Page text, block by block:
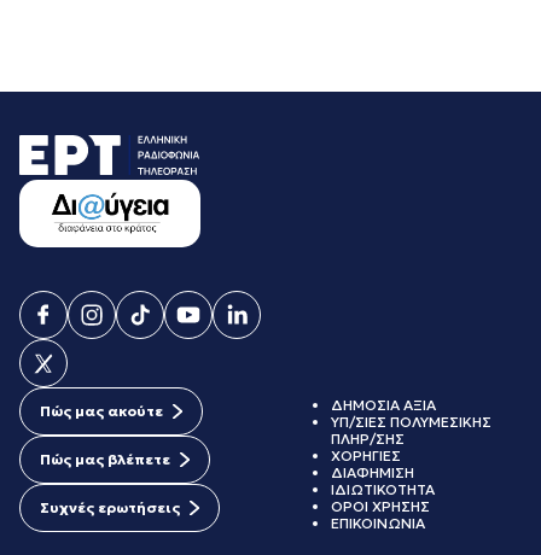
Πώς μας ακούτε
Πώς μας βλέπετε
Συχνές ερωτήσεις
ΔΗΜΟΣΙΑ ΑΞΙΑ
ΥΠ/ΣΙΕΣ ΠΟΛΥΜΕΣΙΚΗΣ
ΠΛΗΡ/ΣΗΣ
ΧΟΡΗΓΙΕΣ
ΔΙΑΦΗΜΙΣΗ
ΙΔΙΩΤΙΚΟΤΗΤΑ
ΟΡΟΙ ΧΡΗΣΗΣ
ΕΠΙΚΟΙΝΩΝΙΑ